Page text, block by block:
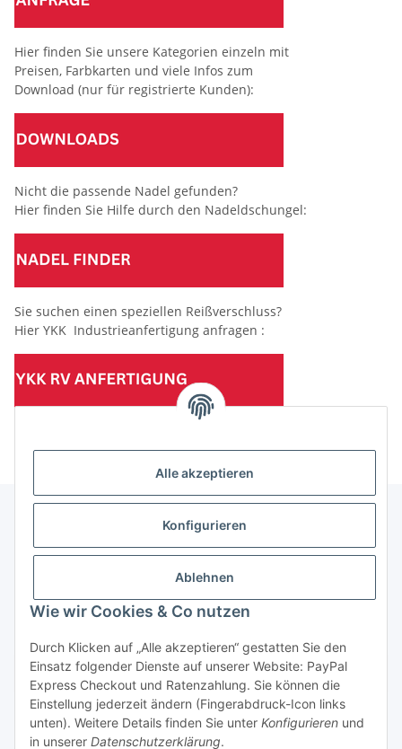
Alle akzeptieren
Konfigurieren
Ablehnen
Wie wir Cookies & Co nutzen
Durch Klicken auf „Alle akzeptieren“ gestatten Sie den
Einsatz folgender Dienste auf unserer Website: PayPal
Express Checkout und Ratenzahlung. Sie können die
Einstellung jederzeit ändern (Fingerabdruck-Icon links
unten). Weitere Details finden Sie unter Konfigurieren und
in unserer Datenschutzerklärung.
Hier finden Sie unsere Kategorien einzeln mit
Preisen, Farbkarten und viele Infos zum
Download (nur für registrierte Kunden):
Nicht die passende Nadel gefunden?
Hier finden Sie Hilfe durch den Nadeldschungel:
Sie suchen einen speziellen Reißverschluss?
Hier YKK Industrieanfertigung anfragen :
(Mindesttabnahmemenge 10 Stück je Länge und Farbe)
Informationen
Gesetzliche Informationen
Vertrag widerrufen